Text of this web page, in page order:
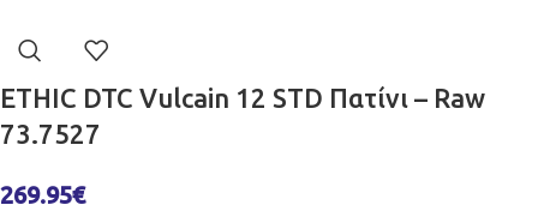
ETHIC DTC Vulcain 12 STD Πατίνι – Raw
73.7527
269.95€